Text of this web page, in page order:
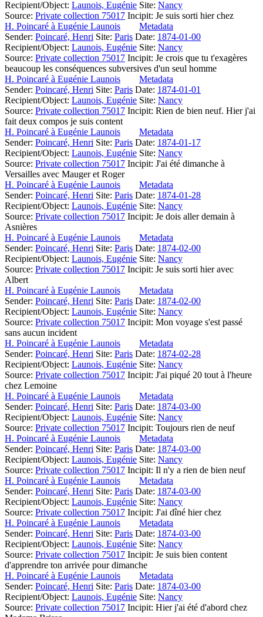
Recipient/Object: Launois, Eugénie Site: Nancy
Source: Private collection 75017 Incipit: Je suis sorti hier chez
H. Poincaré à Eugénie Launois
Metadata
Sender: Poincaré, Henri Site: Paris Date: 1874-01-00
Recipient/Object: Launois, Eugénie Site: Nancy
Source: Private collection 75017 Incipit: Je crois que tu t'exagères
beaucoup les conséquences subversives d'un seul homme
H. Poincaré à Eugénie Launois
Metadata
Sender: Poincaré, Henri Site: Paris Date: 1874-01-01
Recipient/Object: Launois, Eugénie Site: Nancy
Source: Private collection 75017 Incipit: Rien de bien neuf. Hier j'ai
fait deux compos je suis content
H. Poincaré à Eugénie Launois
Metadata
Sender: Poincaré, Henri Site: Paris Date: 1874-01-17
Recipient/Object: Launois, Eugénie Site: Nancy
Source: Private collection 75017 Incipit: J'ai été dimanche à
Versailles avec Mauger et Roger
H. Poincaré à Eugénie Launois
Metadata
Sender: Poincaré, Henri Site: Paris Date: 1874-01-28
Recipient/Object: Launois, Eugénie Site: Nancy
Source: Private collection 75017 Incipit: Je dois aller demain à
Asnières
H. Poincaré à Eugénie Launois
Metadata
Sender: Poincaré, Henri Site: Paris Date: 1874-02-00
Recipient/Object: Launois, Eugénie Site: Nancy
Source: Private collection 75017 Incipit: Je suis sorti hier avec
Albert
H. Poincaré à Eugénie Launois
Metadata
Sender: Poincaré, Henri Site: Paris Date: 1874-02-00
Recipient/Object: Launois, Eugénie Site: Nancy
Source: Private collection 75017 Incipit: Mon voyage s'est passé
sans aucun incident
H. Poincaré à Eugénie Launois
Metadata
Sender: Poincaré, Henri Site: Paris Date: 1874-02-28
Recipient/Object: Launois, Eugénie Site: Nancy
Source: Private collection 75017 Incipit: J'ai piqué 20 tout à l'heure
chez Lemoine
H. Poincaré à Eugénie Launois
Metadata
Sender: Poincaré, Henri Site: Paris Date: 1874-03-00
Recipient/Object: Launois, Eugénie Site: Nancy
Source: Private collection 75017 Incipit: Toujours rien de neuf
H. Poincaré à Eugénie Launois
Metadata
Sender: Poincaré, Henri Site: Paris Date: 1874-03-00
Recipient/Object: Launois, Eugénie Site: Nancy
Source: Private collection 75017 Incipit: Il n'y a rien de bien neuf
H. Poincaré à Eugénie Launois
Metadata
Sender: Poincaré, Henri Site: Paris Date: 1874-03-00
Recipient/Object: Launois, Eugénie Site: Nancy
Source: Private collection 75017 Incipit: J'ai dîné hier chez
H. Poincaré à Eugénie Launois
Metadata
Sender: Poincaré, Henri Site: Paris Date: 1874-03-00
Recipient/Object: Launois, Eugénie Site: Nancy
Source: Private collection 75017 Incipit: Je suis bien content
d'apprendre ton arrivée pour dimanche
H. Poincaré à Eugénie Launois
Metadata
Sender: Poincaré, Henri Site: Paris Date: 1874-03-00
Recipient/Object: Launois, Eugénie Site: Nancy
Source: Private collection 75017 Incipit: Hier j'ai été d'abord chez